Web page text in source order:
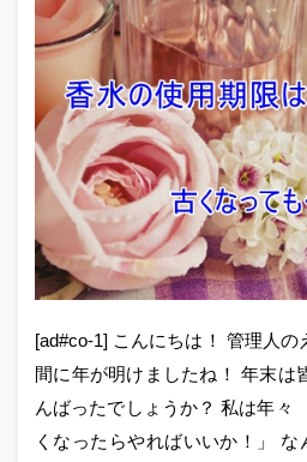
[ad#co-1] こんにちは！ 管理人の
間に年が明けましたね！ 年末は
んばったでしょうか？ 私は年々
くなったらやればいいか！」